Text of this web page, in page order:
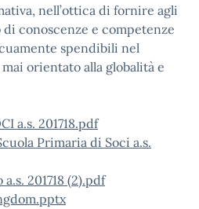
nell’ottica di fornire agli
conoscenze e competenze
spendibili nel
orientato alla globalità e
a.s. 201718.pdf
Primaria di Soci a.s.
201718 (2).pdf